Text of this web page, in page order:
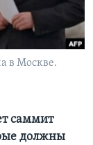
в Москве.
саммит
должны